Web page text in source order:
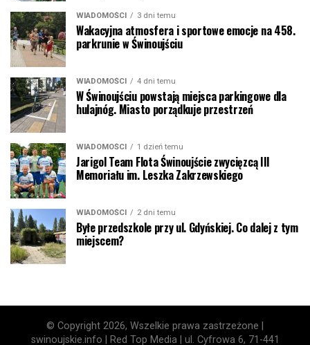
WIADOMOŚCI 3 dni temu
Wakacyjna atmosfera i sportowe emocje na 458.
parkrunie w Świnoujściu
WIADOMOŚCI 4 dni temu
W Świnoujściu powstają miejsca parkingowe dla
hulajnóg. Miasto porządkuje przestrzeń
WIADOMOŚCI 1 dzień temu
Jarigol Team Flota Świnoujście zwycięzcą III
Memoriału im. Leszka Zakrzewskiego
WIADOMOŚCI 2 dni temu
Byłe przedszkole przy ul. Gdyńskiej. Co dalej z tym
miejscem?
© Copyright 2026, Wszelkie prawa zastrzeżone |
swinoujskie.info | Red Top Media | ul. Cyfrowa 6, 71-441